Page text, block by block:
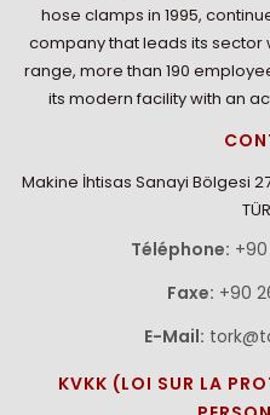
hose clamps in 1995,
company that leads its
range, more than 190
its modern facility with an
Makine İhtisas Sanayi Bölgesi
Téléphone:
Faxe: +90
E-Mail:
KVKK (LOI SUR LA